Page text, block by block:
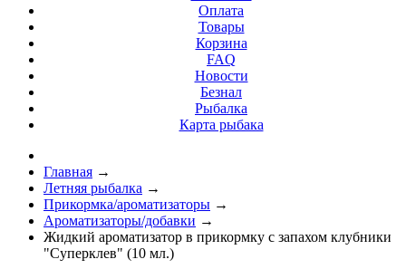
Оплата
Товары
Корзина
FAQ
Новости
Безнал
Рыбалка
Карта рыбака
Главная →
Летняя рыбалка →
Прикормка/ароматизаторы →
Ароматизаторы/добавки →
Жидкий ароматизатор в прикормку с запахом клубники
"Суперклев" (10 мл.)